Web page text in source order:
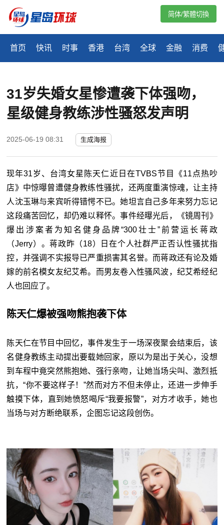
首页 快讯 时事 香港 台湾 全球 金融 消费
简体/繁體切換
31岁失婚女星惨遭袭下体强吻，
星级健身教练涉性骚怒发声明
2025-06-19 08:31 生成海报
现年31岁、台湾女星陈天仁近日在TVBS节目《11 点热吵
店》中惊曝曾遭健身教练性骚扰，还两度重演惊魂，让主持
人沈玉琳与来宾听得错愕不已。她坦言自己多年来努力忘记
这段痛苦回忆，却仍难以释怀。事件经曝光后，《镜周刊》
爆出涉案者为知名健身品牌“300壮士”前营运长蒋政
（Jerry）。蒋政昨（18）日在个人社群严正否认性骚扰指
控，并强调不实报导已严重损害其名誉。而蒋政还有论及婚
嫁的前名模女友纪艾希。而男友卷入性骚风波，纪艾希经纪
人也回应了。
陈天仁爆被强吻熊抱袭下体
陈天仁在节目中回忆，事件发生于一场深夜聚会结束后，该
名健身教练主动提出要载她回家，原以为是出于关心，没想
到车程中竟突然熊抱她、强行亲吻，让她当场尖叫、激烈抵
抗，“你不要这样子！”然而对方不但未停止，还进一步伸手
触摸下体，直到她愤怒喝斥“我要报警”，对方才收手，她也
当场与对方断绝联系，企图忘记这段创伤。